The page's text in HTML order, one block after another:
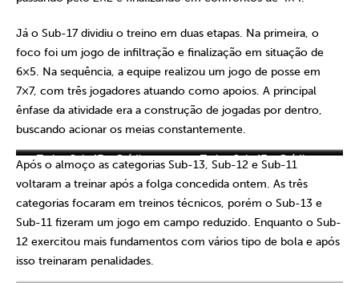
Já o Sub-17 dividiu o treino em duas etapas. Na primeira, o
foco foi um jogo de infiltração e finalização em situação de
6×5. Na sequência, a equipe realizou um jogo de posse em
7×7, com três jogadores atuando como apoios. A principal
ênfase da atividade era a construção de jogadas por dentro,
buscando acionar os meias constantemente.
Treino Sub-14 – Créditos:
Victor Wajnsztejn / São Paulo
Treino Sub-14 – Créditos:
Victor Wajnsztejn / São Paulo
Treino Sub-15 – Créditos:
Victor Wajnsztejn / São Paulo
Treino Sub-15 – Créditos:
Victor Wajnsztejn / São Paulo
Treino Sub-15 – Créditos:
Victor Wajnsztejn / São Paulo
Treino Sub-17 – Créditos:
Victor Wajnsztejn / São Paulo
Treino Sub-17 – Créditos:
Victor Wajnsztejn / São Paulo
Treino Sub-17 – Créditos:
Victor Wajnsztejn / São Paulo
Após o almoço as categorias Sub-13, Sub-12 e Sub-11
voltaram a treinar após a folga concedida ontem. As três
categorias focaram em treinos técnicos, porém o Sub-13 e
Sub-11 fizeram um jogo em campo reduzido. Enquanto o Sub-
12 exercitou mais fundamentos com vários tipo de bola e após
isso treinaram penalidades.